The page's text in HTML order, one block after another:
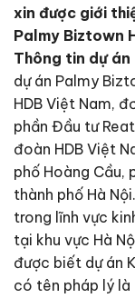
xin được giới
Palmy Biztown
Thông tin dự án
dự án Palmy
HDB Việt Nam,
phần Đầu tư
đoàn HDB Việt
phố Hoàng Cầu,
thành phố Hà
trong lĩnh vực
tại khu vực Hà
được biết dự án
có tên pháp lý là